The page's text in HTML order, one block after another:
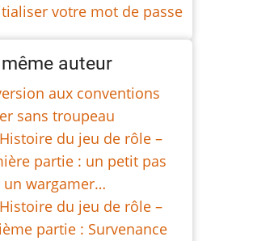
votre mot de passe
auteur
aux conventions
sans troupeau
du jeu de rôle –
partie : un petit pas
un wargamer…
du jeu de rôle –
partie : Survenance